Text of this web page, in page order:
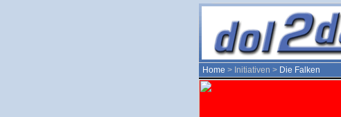
Home > Initiativen > Die Falken